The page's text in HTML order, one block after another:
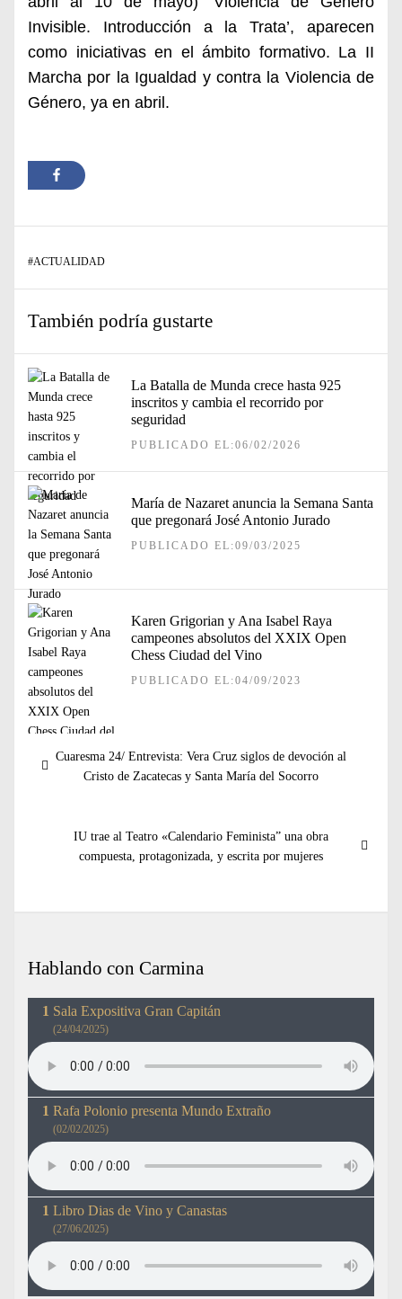
Invisible. Introducción a la Trata’, aparecen
como iniciativas en el ámbito formativo. La II
Marcha por la Igualdad y contra la Violencia de
Género, ya en abril.
#ACTUALIDAD
También podría gustarte
La Batalla de Munda crece hasta 925
inscritos y cambia el recorrido por
seguridad
PUBLICADO EL:06/02/2026
María de Nazaret anuncia la Semana Santa
que pregonará José Antonio Jurado
PUBLICADO EL:09/03/2025
Karen Grigorian y Ana Isabel Raya
campeones absolutos del XXIX Open
Chess Ciudad del Vino
PUBLICADO EL:04/09/2023
de
Entrada
anterior:
Cuaresma 24/ Entrevista: Vera Cruz siglos de devoción al
Cristo de Zacatecas y Santa María del Socorro
Entrada
siguiente:
IU trae al Teatro «Calendario Feminista” una obra
compuesta, protagonizada, y escrita por mujeres
Hablando con Carmina
Sala Expositiva Gran Capitán
(24/04/2025)
Rafa Polonio presenta Mundo Extraño
(02/02/2025)
Libro Dias de Vino y Canastas
(27/06/2025)